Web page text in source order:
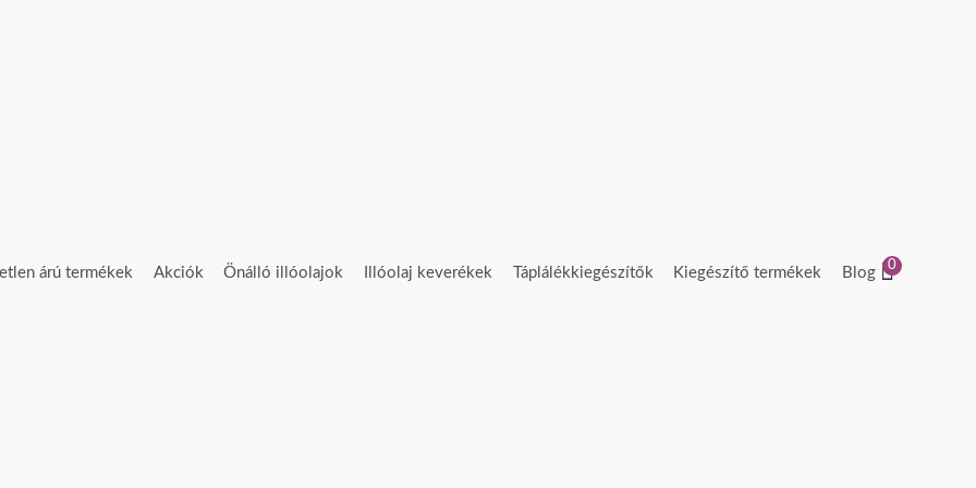
árú termékek Akciók Önálló illóolajok Illóolaj keverékek Táplálékkiegészítők Kiegészítő termékek Blog 0